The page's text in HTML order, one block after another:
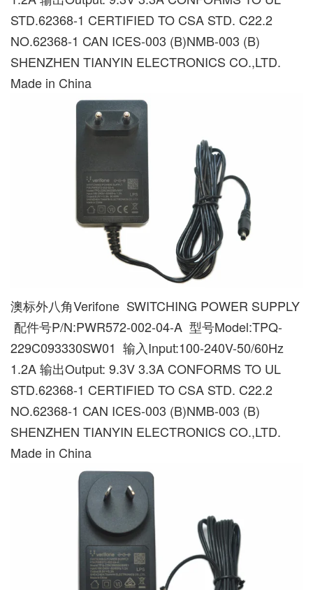
STD.62368-1 CERTIFIED TO CSA STD. C22.2
NO.62368-1 CAN ICES-003 (B)NMB-003 (B)
SHENZHEN TIANYIN ELECTRONICS CO.,LTD.
Made in China
澳标外八角Verifone SWITCHING POWER SUPPLY
配件号P/N:PWR572-002-04-A 型号Model:TPQ-
229C093330SW01 输入Input:100-240V-50/60Hz
1.2A 输出Output: 9.3V 3.3A CONFORMS TO UL
STD.62368-1 CERTIFIED TO CSA STD. C22.2
NO.62368-1 CAN ICES-003 (B)NMB-003 (B)
SHENZHEN TIANYIN ELECTRONICS CO.,LTD.
Made in China